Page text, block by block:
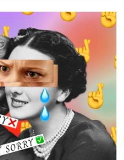
LINE EMAIL